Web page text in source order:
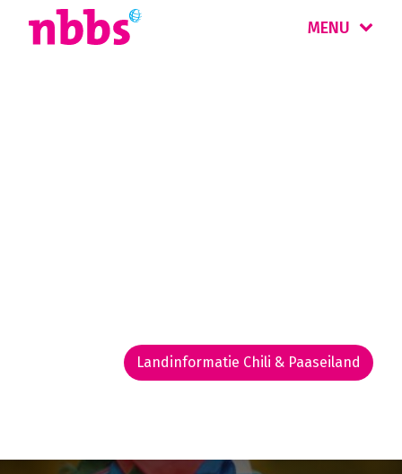
MENU
Landinformatie Chili & Paaseiland